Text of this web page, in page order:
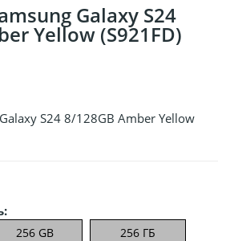
Galaxy S24
Yellow (S921FD)
S24 8/128GB Amber Yellow
256 GB 256 ГБ